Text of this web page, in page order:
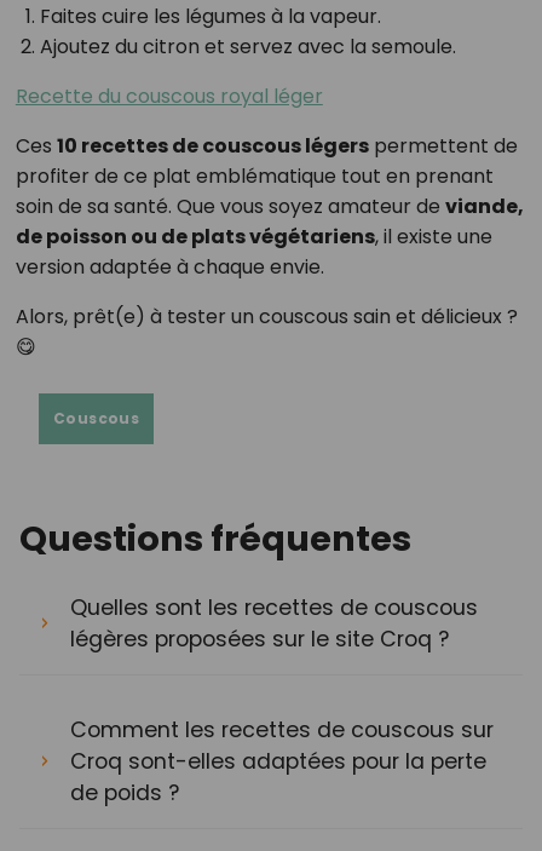
Faites cuire les légumes à la vapeur.
Ajoutez du citron et servez avec la semoule.
Recette du couscous royal léger
Ces 10 recettes de couscous légerspermettent de
profiter de ce plat emblématique tout en prenant
soin de sa santé. Que vous soyez amateur de viande,
de poisson ou de plats végétariens, il existe une
version adaptée à chaque envie.
Alors, prêt(e) à tester un couscous sain et délicieux ?
😋
Couscous
Questions fréquentes
Quelles sont les recettes de couscous
légères proposées sur le site Croq ?
Comment les recettes de couscous sur
Croq sont-elles adaptées pour la perte
de poids ?